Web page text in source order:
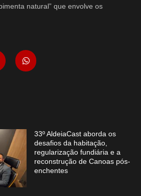
natural” que envolve os
33º AldeiaCast aborda os
desafios da habitação,
regularização fundiária e a
reconstrução de Canoas pós-
enchentes